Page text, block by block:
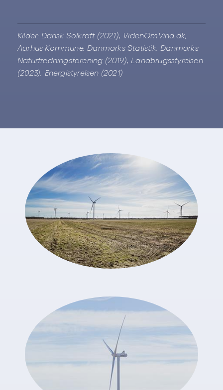
Kilder: Dansk Solkraft (2021), VidenOmVind.dk,
Aarhus Kommune, Danmarks Statistik, Danmarks
Naturfredningsforening (2019), Landbrugsstyrelsen
(2023), Energistyrelsen (2021)